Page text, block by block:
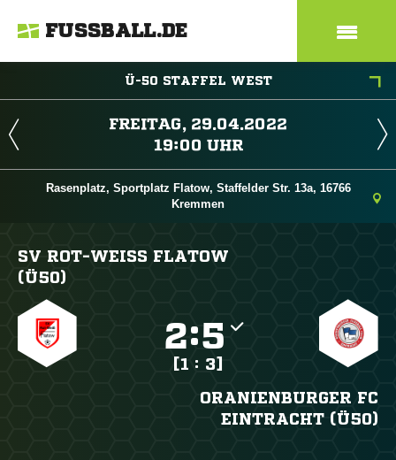
FUSSBALL.DE
Ü-50 STAFFEL WEST
 
 
Rasenplatz, Sportplatz Flatow, Staffelder Str. 13a, 16766
Kremmen
SV ROT-WEISS FLATOW (
Ü50)
:
[1 : 3]
ORANIENBURGER FC
EINTRACHT (Ü50)